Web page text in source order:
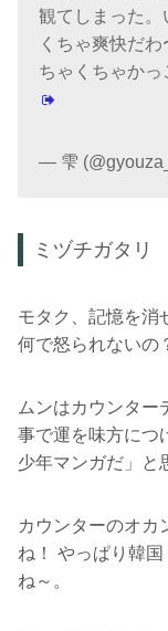
観てしまった。
くちゃ爽快だ
ちゃくちゃか
— 雫
ミヅチガタリ
モタク、記憶を消
何で怒られないの
ムンはカウンター
事で運を味方につ
少年マンガだ」と
カウンターのオカ
ね！ やっぱり韓
ね～。